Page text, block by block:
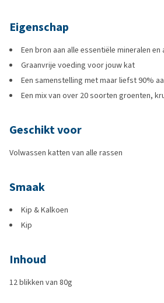
Eigenschap
Een bron aan alle essentiële mineralen en
Graanvrije voeding voor jouw kat
Een samenstelling met maar liefst 90%
Een mix van over 20 soorten groenten,
Geschikt voor
Volwassen katten van alle rassen
Smaak
Kip & Kalkoen
Kip
Inhoud
12 blikken van 80g